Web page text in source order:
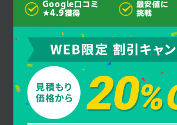
見積もり後の
追加料金なし
クオーレ千葉はご契約成立後にお
を得ず作業・料金を追加することは
ません。安心してお任せください。
Google口コミ
★4.9獲得
最安値に
挑戦